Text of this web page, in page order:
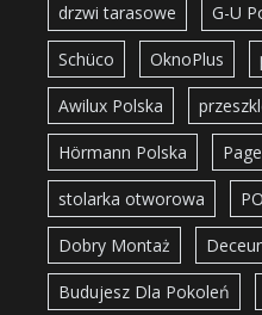
drzwi tarasowe G-U
Schüco OknoPlus
Awilux Polska
Hörmann Polska
stolarka otworowa
Dobry Montaż
Budujesz Dla Pokoleń